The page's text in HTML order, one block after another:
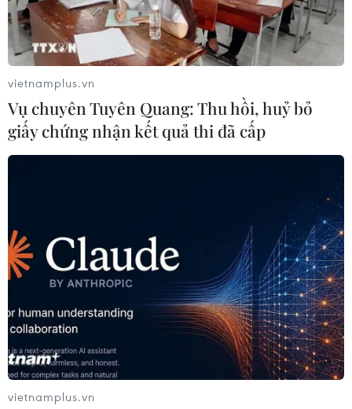
Tổng thống Maduro tố cáo phe đối lập
Phe đối lập Venezuela bác bỏ kết quả bầu cử hôm
28/7, với việc ông Maduro tái đắc cử thêm một nhiệm
kỳ 6 năm, bắt đầu từ tháng 1/2025.
vietnamplus.vn
Vụ chuyên Tuyên Quang: Thu hồi, huỷ bỏ
giấy chứng nhận kết quả thi đã cấp
vietnamplus.vn